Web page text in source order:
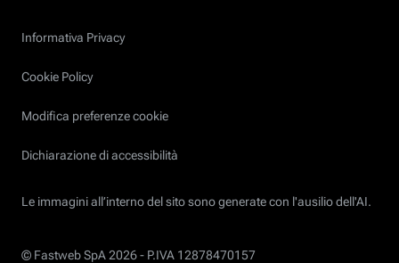
Informativa Privacy
Cookie Policy
Modifica preferenze cookie
Dichiarazione di accessibilità
Le immagini all’interno del sito sono generate con l'ausilio dell'AI.
© Fastweb SpA 2026 - P.IVA 12878470157